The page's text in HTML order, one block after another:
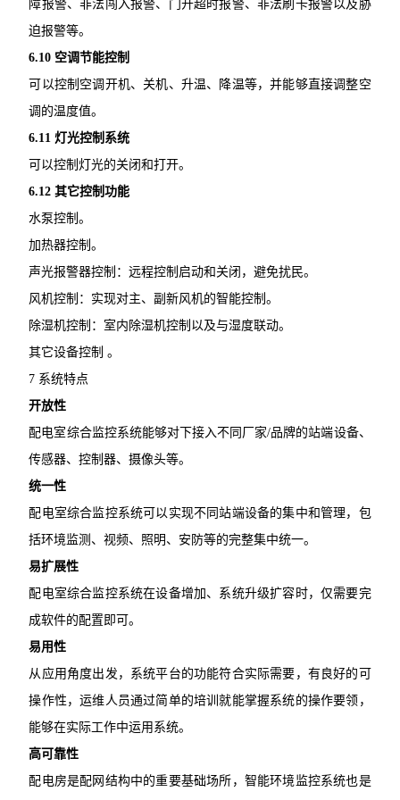
障报警、非法闯入报警、门开超时报警、非法刷卡报警以及胁
迫报警等。
6.10 空调节能控制
可以控制空调开机、关机、升温、降温等，并能够直接调整空
调的温度值。
6.11 灯光控制系统
可以控制灯光的关闭和打开。
6.12 其它控制功能
水泵控制。
加热器控制。
声光报警器控制：远程控制启动和关闭，避免扰民。
风机控制：实现对主、副新风机的智能控制。
除湿机控制：室内除湿机控制以及与湿度联动。
其它设备控制 。
7 系统特点
开放性
配电室综合监控系统能够对下接入不同厂家/品牌的站端设备、
传感器、控制器、摄像头等。
统一性
配电室综合监控系统可以实现不同站端设备的集中和管理，包
括环境监测、视频、照明、安防等的完整集中统一。
易扩展性
配电室综合监控系统在设备增加、系统升级扩容时，仅需要完
成软件的配置即可。
易用性
从应用角度出发，系统平台的功能符合实际需要，有良好的可
操作性，运维人员通过简单的培训就能掌握系统的操作要领，
能够在实际工作中运用系统。
高可靠性
配电房是配网结构中的重要基础场所，智能环境监控系统也是